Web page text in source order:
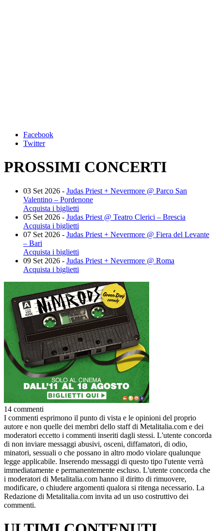
Facebook
Twitter
PROSSIMI CONCERTI
03 Set 2026 - Judas Priest + Nevermore @ Parco San
Valentino – Pordenone
Acquista i biglietti
05 Set 2026 - Judas Priest @ Teatro Clerici – Brescia
Acquista i biglietti
07 Set 2026 - Judas Priest + Nevermore @ Fiera del Levante
– Bari
Acquista i biglietti
09 Set 2026 - Judas Priest + Nevermore @ Roma
Acquista i biglietti
14 commenti
I commenti esprimono il punto di vista e le opinioni del proprio
autore e non quelle dei membri dello staff di Metalitalia.com e dei
moderatori eccetto i commenti inseriti dagli stessi. L'utente concorda
di non inviare messaggi abusivi, osceni, diffamatori, di odio,
minatori, sessuali o che possano in altro modo violare qualunque
legge applicabile. Inserendo messaggi di questo tipo l'utente verrà
immediatamente e permanentemente escluso. L'utente concorda che
i moderatori di Metalitalia.com hanno il diritto di rimuovere,
modificare, o chiudere argomenti qualora si ritenga necessario. La
Redazione di Metalitalia.com invita ad un uso costruttivo dei
commenti.